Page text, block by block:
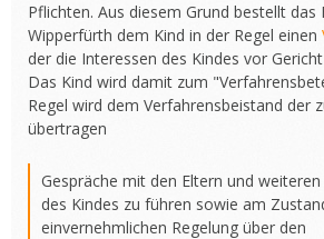
Pflichten. Aus diesem Grund bestellt das
Wipperfürth dem Kind in der Regel einen
der die Interessen des Kindes vor
Das Kind wird damit zum
Regel wird dem Verfahrensbeistand der
übertragen
Gespräche mit den Eltern und
des Kindes zu führen sowie am
einvernehmlichen Regelung über den